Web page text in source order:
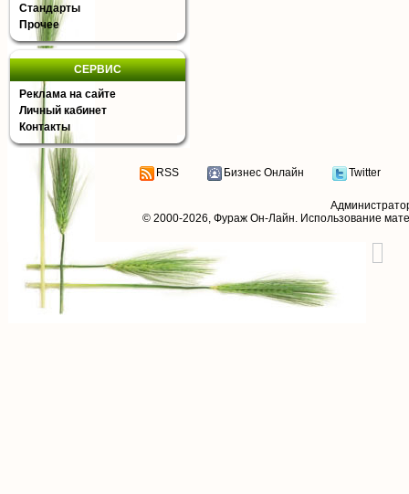
Стандарты
Прочее
СЕРВИС
Реклама на сайте
Личный кабинет
Контакты
RSS Бизнес Онлайн Twitter
© 2000-2026, Фураж Он-Лайн. Использование